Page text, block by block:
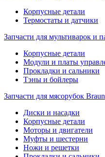
Корпусные детали
Термостаты и датчики
Запчасти для мультиварок и
Корпусные детали
Модули и платы
Прокладки и сальники
Тэны и бойлеры
Запчасти для мясорубок Braun
Диски и насадки
Корпусные детали
Моторы и двигатели
Муфты и шестерни
Ножи и решетки